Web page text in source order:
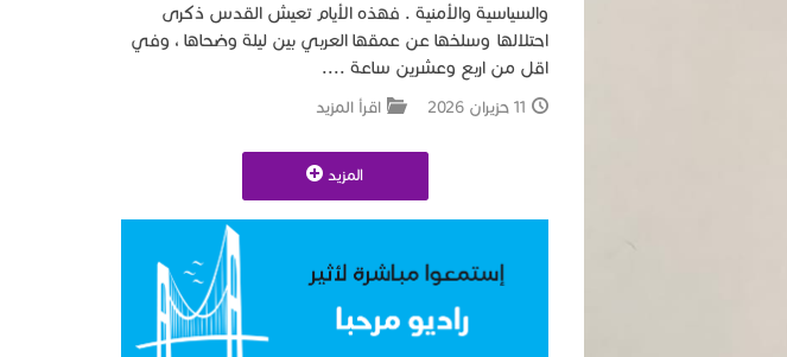
والسياسية والأمنية . فهذه الأيام تعيش القدس ذكرى
احتلالها وسلخها عن عمقها العربي بين ليلة وضحاها ، وفي
اقل من اربع وعشرين ساعة ....
11 حزيران 2026 اقرأ المزيد
المزيد